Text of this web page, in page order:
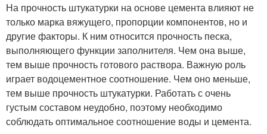
На прочность штукатурки на основе цемента влияют не
только марка вяжущего, пропорции компонентов, но и
другие факторы. К ним относится прочность песка,
выполняющего функции заполнителя. Чем она выше,
тем выше прочность готового раствора. Важную роль
играет водоцементное соотношение. Чем оно меньше,
тем выше прочность штукатурки. Работать с очень
густым составом неудобно, поэтому необходимо
соблюдать оптимальное соотношение воды и цемента.